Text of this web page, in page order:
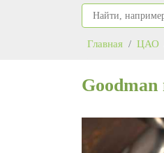
Главная ЦАО